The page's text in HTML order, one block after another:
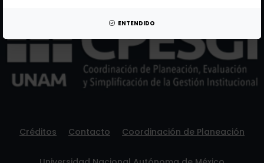
ENTENDIDO
Créditos Contacto Coordinación de Planeación